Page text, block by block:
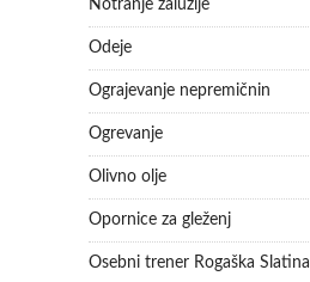
Notranje žaluzije
Odeje
Ograjevanje nepremičnin
Ogrevanje
Olivno olje
Opornice za gleženj
Osebni trener Rogaška Slatina